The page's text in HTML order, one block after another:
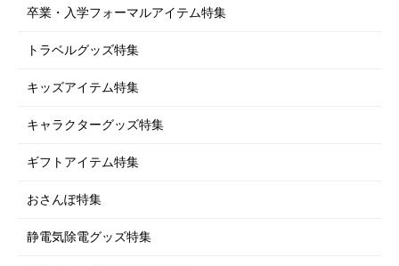
卒業・入学フォーマルアイテム特集
トラベルグッズ特集
キッズアイテム特集
キャラクターグッズ特集
ギフトアイテム特集
おさんぽ特集
静電気除電グッズ特集